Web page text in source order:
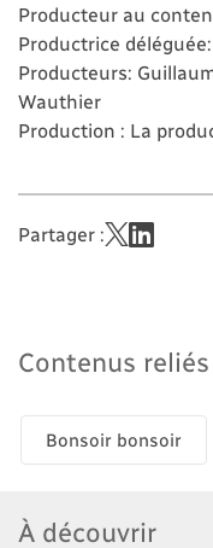
Producteur au
Productrice
Producteurs:
Wauthier
Production : La
Partager :
Contenus reliés
Bonsoir bonsoir
À découvrir